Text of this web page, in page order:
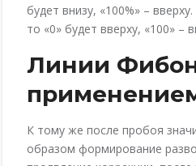
будет внизу, «100%» –
то «0» будет вверху, «100» –
Линии
К тому же после пробоя
образом формирование